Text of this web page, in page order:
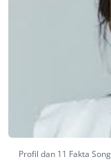
Profil dan 11 Fakta